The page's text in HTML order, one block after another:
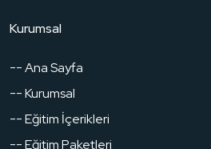
Kurumsal
-- Ana Sayfa
-- Kurumsal
-- Eğitim İçerikleri
-- Eğitim Paketleri